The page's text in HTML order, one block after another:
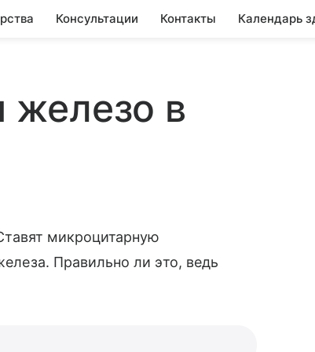
Консультации Контакты Календарь
железо в
микроцитарную
Правильно ли это, ведь